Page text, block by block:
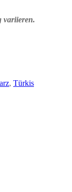
variieren.
, Türkis